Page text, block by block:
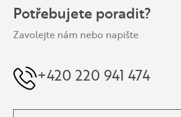
Potřebujete poradit?
Zavolejte nám nebo napište
+420 220 941 474